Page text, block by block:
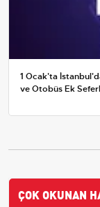
1 Ocak'ta
ve Otobüs Ek
ÇOK OKUNAN